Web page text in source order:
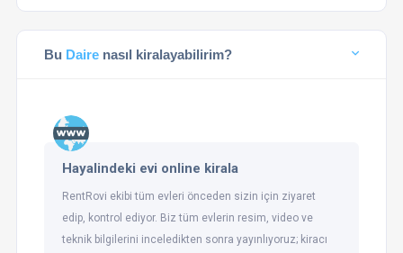
Bu Daire nasıl kiralayabilirim?
Hayalindeki evi online kirala
RentRovi ekibi tüm evleri önceden sizin için ziyaret
edip, kontrol ediyor. Biz tüm evlerin resim, video ve
teknik bilgilerini inceledikten sonra yayınlıyoruz; kiracı